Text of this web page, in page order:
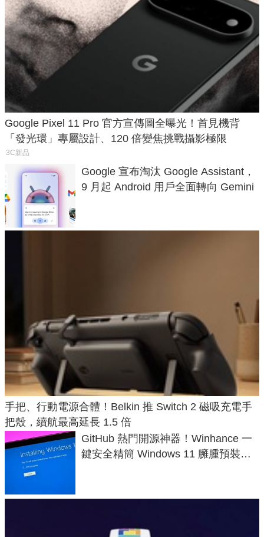
Google Pixel 11 Pro 官方宣傳圖全曝光！首見機背
「發光環」專屬設計、120 倍變焦挑戰攝影極限
3C新品
Google 宣布淘汰 Google Assistant，
9 月起 Android 用戶全面轉向 Gemini
手把、行動電源合體！Belkin 推 Switch 2 磁吸充電手
把殼，續航最高延長 1.5 倍
GitHub 熱門開源神器！Winhance 一
鍵安全精簡 Windows 11 臃腫預裝軟